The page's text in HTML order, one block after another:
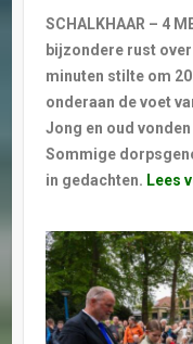
SCHALKHAAR – 4
bijzondere rust
minuten stilte om
onderaan de voet
Jong en oud
Sommige
in gedachten. Lees